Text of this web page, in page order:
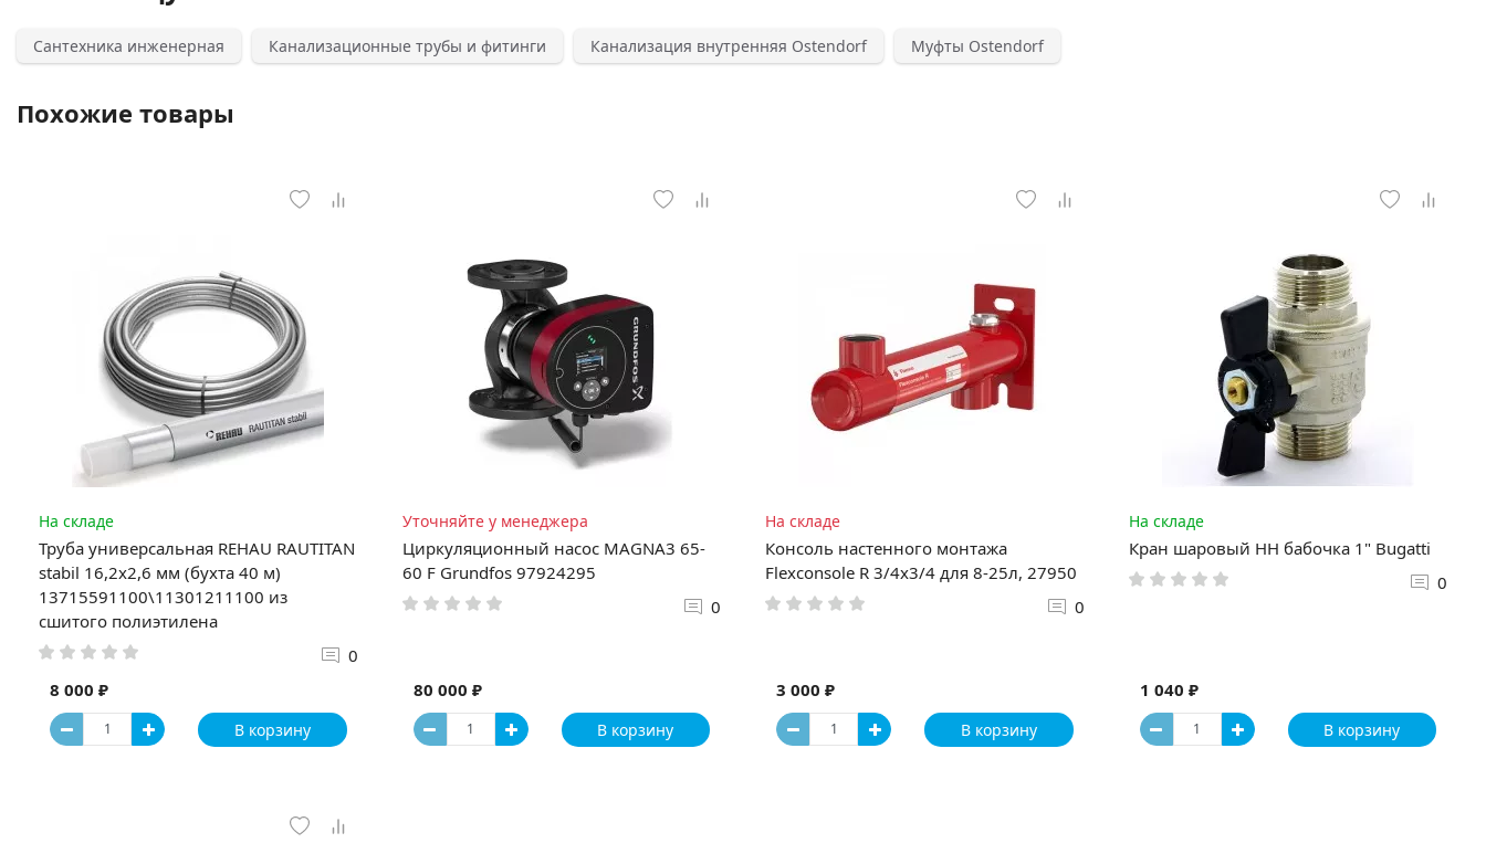
Сантехника инженерная Канализационные трубы и фитинги Канализация внутренняя Ostendorf Муфты Ostendorf
Похожие товары
На складе
Труба универсальная REHAU RAUTITAN
stabil 16,2х2,6 мм (бухта 40 м)
13715591100\11301211100 из
сшитого полиэтилена
0
8 000 ₽
В корзину
Уточняйте у менеджера
Циркуляционный насос MAGNA3 65-
60 F Grundfos 97924295
0
80 000 ₽
В корзину
На складе
Консоль настенного монтажа
Flexconsole R 3/4х3/4 для 8-25л, 27950
0
3 000 ₽
В корзину
На складе
Кран шаровый НН бабочка 1" Bugatti
0
1 040 ₽
В корзину